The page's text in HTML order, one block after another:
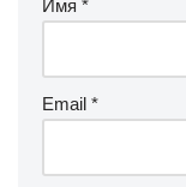
Имя *
Email *